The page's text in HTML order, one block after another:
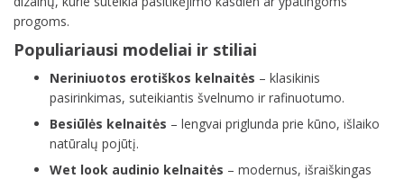
progoms.
Populiariausi modeliai ir stiliai
Neriniuotos erotiškos kelnaitės – klasikinis
pasirinkimas, suteikiantis švelnumo ir rafinuotumo.
Besiūlės kelnaitės – lengvai priglunda prie kūno, išlaiko
natūralų pojūtį.
Wet look audinio kelnaitės – modernus, išraiškingas